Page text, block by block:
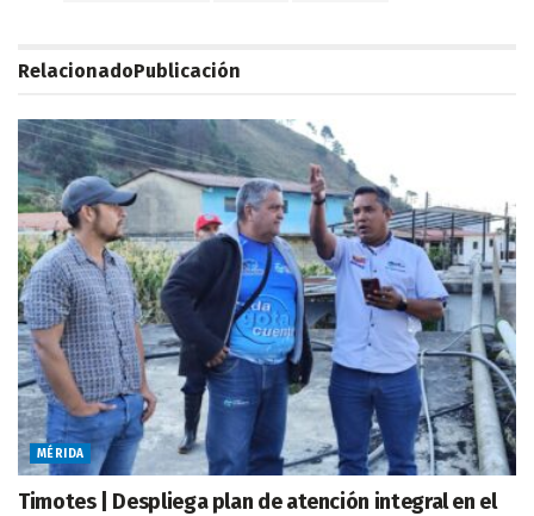
RelacionadoPublicación
MÉRIDA
Timotes | Despliega plan de atención integral en el